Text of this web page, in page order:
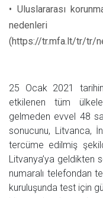
• Uluslararası
(https://tr.mfa.lt/tr/tr/
25 Ocak 2021
etkilenen tüm
gelmeden evvel 48
sonucunu, Litvanca,
tercüme edilmiş
Litvanya’ya
numaralı telefondan
kuruluşunda test için